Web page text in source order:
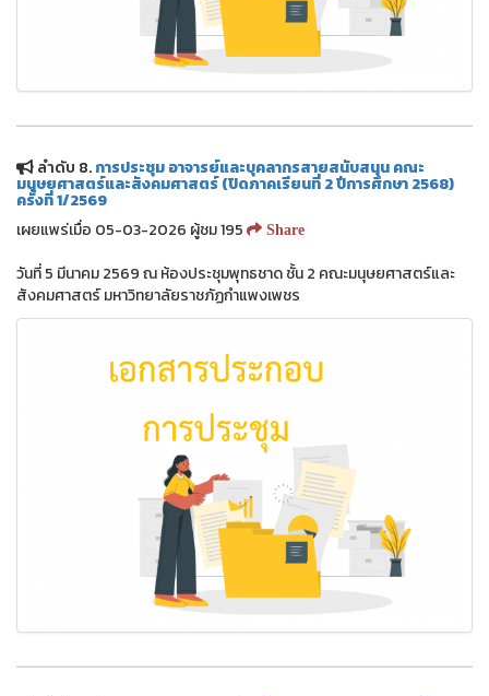
ลำดับ 8.การประชุม อาจารย์และบุคลากรสายสนับสนุน คณะ
มนุษยศาสตร์และสังคมศาสตร์ (ปิดภาคเรียนที่ 2 ปีการศึกษา 2568)
ครั้งที่ 1/2569
เผยแพร่เมื่อ 05-03-2026 ผู้ชม 195
Share
วันที่ 5 มีนาคม 2569 ณ ห้องประชุมพุทธชาด ชั้น 2 คณะมนุษยศาสตร์และ
สังคมศาสตร์ มหาวิทยาลัยราชภัฏกำแพงเพชร